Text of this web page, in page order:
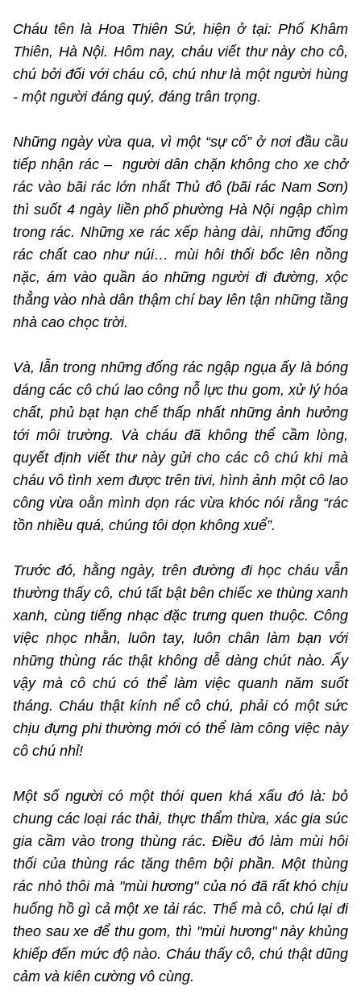
Cháu tên là Hoa Thiên Sứ, hiện ở tại: Phố Khâm
Thiên, Hà Nội. Hôm nay, cháu viết thư này cho cô,
chú bởi đối với cháu cô, chú như là một người hùng
- một người đáng quý, đáng trân trọng.
Những ngày vừa qua, vì một “sự cố” ở nơi đầu cầu
tiếp nhận rác – người dân chặn không cho xe chở
rác vào bãi rác lớn nhất Thủ đô (bãi rác Nam Sơn)
thì suốt 4 ngày liền phố phường Hà Nội ngập chìm
trong rác. Những xe rác xếp hàng dài, những đống
rác chất cao như núi… mùi hôi thối bốc lên nồng
nặc, ám vào quần áo những người đi đường, xộc
thẳng vào nhà dân thậm chí bay lên tận những tầng
nhà cao chọc trời.
Và, lẫn trong những đống rác ngập ngụa ấy là bóng
dáng các cô chú lao công nỗ lực thu gom, xử lý hóa
chất, phủ bạt hạn chế thấp nhất những ảnh hưởng
tới môi trường. Và cháu đã không thể cầm lòng,
quyết định viết thư này gửi cho các cô chú khi mà
cháu vô tình xem được trên tivi, hình ảnh một cô lao
công vừa oằn mình dọn rác vừa khóc nói rằng “rác
tồn nhiều quá, chúng tôi dọn không xuể”.
Trước đó, hằng ngày, trên đường đi học cháu vẫn
thường thấy cô, chú tất bật bên chiếc xe thùng xanh
xanh, cùng tiếng nhạc đặc trưng quen thuộc. Công
việc nhọc nhằn, luôn tay, luôn chân làm bạn với
những thùng rác thật không dễ dàng chút nào. Ấy
vậy mà cô chú có thể làm việc quanh năm suốt
tháng. Cháu thật kính nể cô chú, phải có một sức
chịu đựng phi thường mới có thể làm công việc này
cô chú nhỉ!
Một số người có một thói quen khá xấu đó là: bỏ
chung các loại rác thải, thực thẩm thừa, xác gia súc
gia cầm vào trong thùng rác. Điều đó làm mùi hôi
thối của thùng rác tăng thêm bội phần. Một thùng
rác nhỏ thôi mà "mùi hương" của nó đã rất khó chịu
huống hồ gì cả một xe tải rác. Thế mà cô, chú lại đi
theo sau xe để thu gom, thì "mùi hương" này khủng
khiếp đến mức độ nào. Cháu thấy cô, chú thật dũng
cảm và kiên cường vô cùng.